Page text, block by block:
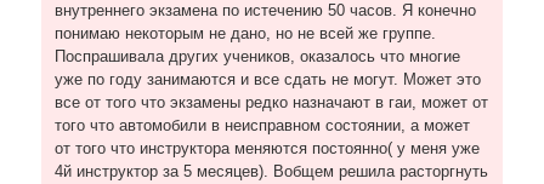
внутреннего экзамена по истечению 50 часов. Я конечно
понимаю некоторым не дано, но не всей же группе.
Поспрашивала других учеников, оказалось что многие
уже по году занимаются и все сдать не могут. Может это
все от того что экзамены редко назначают в гаи, может от
того что автомобили в неисправном состоянии, а может
от того что инструктора меняются постоянно( у меня уже
4й инструктор за 5 месяцев). Вобщем решила расторгнуть